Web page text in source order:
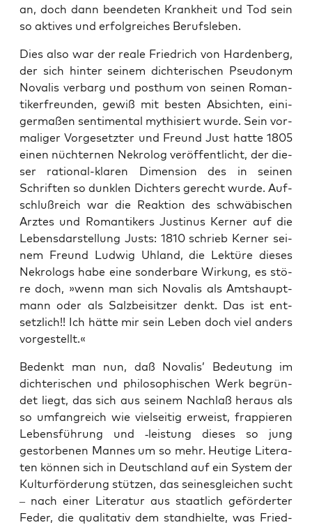
an, doch dann been­de­ten Krank­heit und Tod sein
so akti­ves und erfolg­rei­ches Berufsleben.
Dies also war der rea­le Fried­rich von Har­den­berg,
der sich hin­ter sei­nem dich­te­ri­schen Pseud­onym
Nova­lis ver­barg und post­hum von sei­nen Roman­
ti­ker­freun­den, gewiß mit bes­ten Absich­ten, eini­
ger­ma­ßen sen­ti­men­tal mythi­siert wur­de. Sein vor­
ma­li­ger Vor­ge­setz­ter und Freund Just hat­te 1805
einen nüch­ter­nen Nekro­log ver­öf­fent­licht, der die­
ser ratio­nal-kla­ren Dimen­si­on des in sei­nen
Schrif­ten so dunk­len Dich­ters gerecht wur­de. Auf­
schluß­reich war die Reak­ti­on des schwä­bi­schen
Arz­tes und Roman­ti­kers Jus­ti­nus Ker­ner auf die
Lebens­dar­stel­lung Jus­ts: 1810 schrieb Ker­ner sei­
nem Freund Lud­wig Uhland, die Lek­tü­re die­ses
Nekro­logs habe eine son­der­ba­re Wir­kung, es stö­
re doch, »wenn man sich Nova­lis als Amts­haupt­
mann oder als Salz­bei­sit­zer denkt. Das ist ent­
setz­lich!! Ich hät­te mir sein Leben doch viel anders
vorgestellt.«
Bedenkt man nun, daß Nova­lis’ Bedeu­tung im
dich­te­ri­schen und phi­lo­so­phi­schen Werk begrün­
det liegt, das sich aus sei­nem Nach­laß her­aus als
so umfang­reich wie viel­sei­tig erweist, frap­pie­ren
Lebens­füh­rung und ‑leis­tung die­ses so jung
gestor­be­nen Man­nes um so mehr. Heu­ti­ge Lite­ra­
ten kön­nen sich in Deutsch­land auf ein Sys­tem der
Kul­tur­för­de­rung stüt­zen, das sei­nes­glei­chen sucht
– nach einer Lite­ra­tur aus staat­lich geför­der­ter
Feder, die qua­li­ta­tiv dem stand­hiel­te, was Fried­